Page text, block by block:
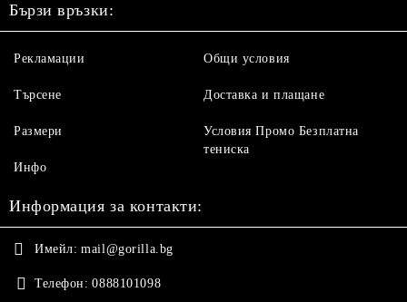
Бързи връзки:
Рекламации
Търсене
Размери
Инфо
Общи условия
Доставка и плащане
Условия Промо Безплатна
тениска
Информация за контакти:
Имейл: mail@gorilla.bg
Телефон: 0888101098